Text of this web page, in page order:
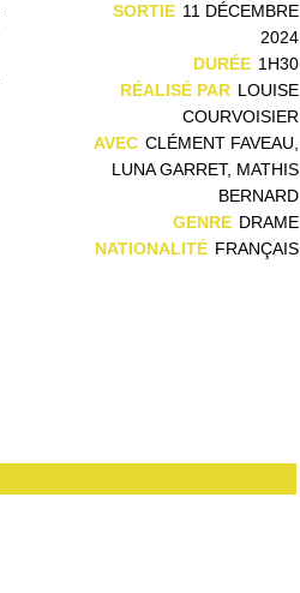
SORTIE 11 DÉCEMBRE
2024
DURÉE 1H30
RÉALISÉ PAR LOUISE
COURVOISIER
AVEC CLÉMENT FAVEAU,
LUNA GARRET, MATHIS
BERNARD
GENRE DRAME
NATIONALITÉ FRANÇAIS